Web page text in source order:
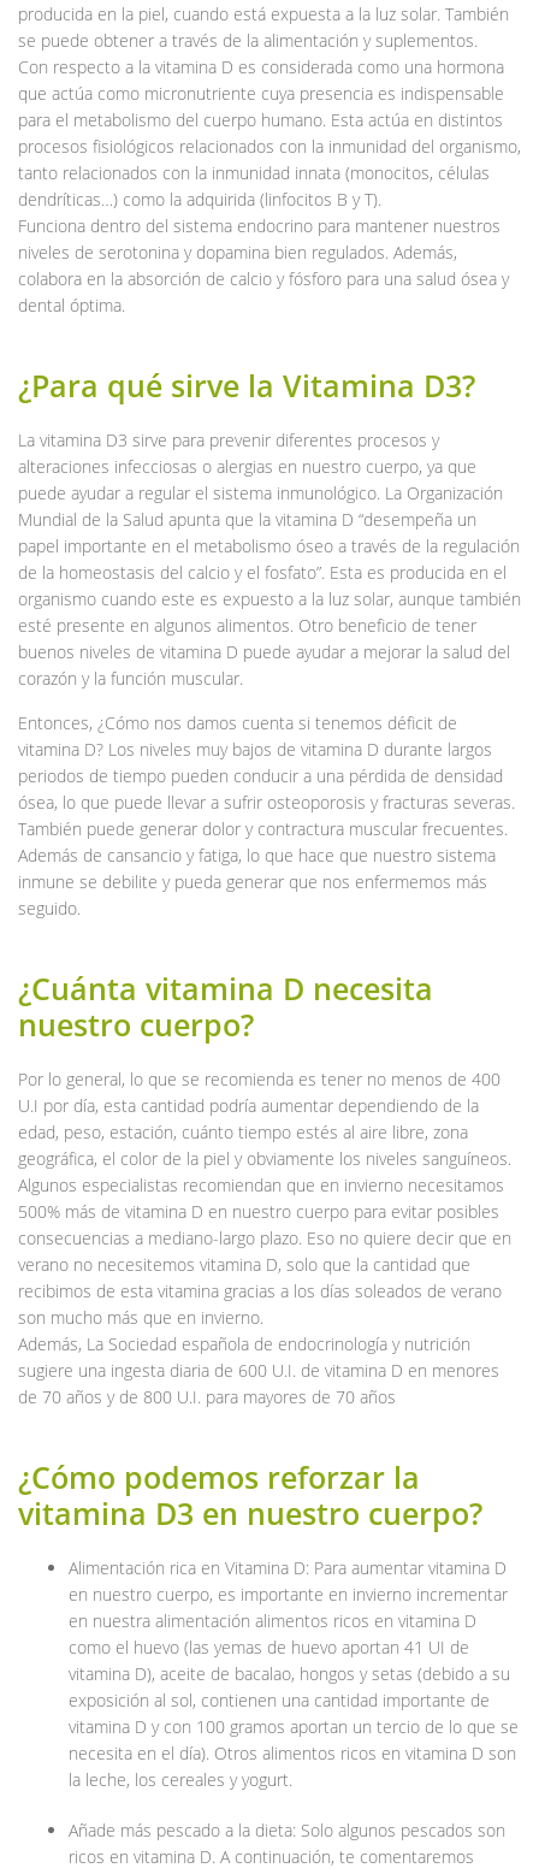
producida en la piel, cuando está expuesta a la luz solar. También
se puede obtener a través de la alimentación y suplementos.
Con respecto a la vitamina D es considerada como una hormona
que actúa como micronutriente cuya presencia es indispensable
para el metabolismo del cuerpo humano. Esta actúa en distintos
procesos fisiológicos relacionados con la inmunidad del organismo,
tanto relacionados con la inmunidad innata (monocitos, células
dendríticas…) como la adquirida (linfocitos B y T).
Funciona dentro del sistema endocrino para mantener nuestros
niveles de serotonina y dopamina bien regulados. Además,
colabora en la absorción de calcio y fósforo para una salud ósea y
dental óptima.
¿Para qué sirve la Vitamina D3?
La vitamina D3 sirve para prevenir diferentes procesos y
alteraciones infecciosas o alergias en nuestro cuerpo, ya que
puede ayudar a regular el sistema inmunológico. La Organización
Mundial de la Salud apunta que la vitamina D “desempeña un
papel importante en el metabolismo óseo a través de la regulación
de la homeostasis del calcio y el fosfato”. Esta es producida en el
organismo cuando este es expuesto a la luz solar, aunque también
esté presente en algunos alimentos. Otro beneficio de tener
buenos niveles de vitamina D puede ayudar a mejorar la salud del
corazón y la función muscular.
Entonces, ¿Cómo nos damos cuenta si tenemos déficit de
vitamina D? Los niveles muy bajos de vitamina D durante largos
periodos de tiempo pueden conducir a una pérdida de densidad
ósea, lo que puede llevar a sufrir osteoporosis y fracturas severas.
También puede generar dolor y contractura muscular frecuentes.
Además de cansancio y fatiga, lo que hace que nuestro sistema
inmune se debilite y pueda generar que nos enfermemos más
seguido.
¿Cuánta vitamina D necesita
nuestro cuerpo?
Por lo general, lo que se recomienda es tener no menos de 400
U.I por día, esta cantidad podría aumentar dependiendo de la
edad, peso, estación, cuánto tiempo estés al aire libre, zona
geográfica, el color de la piel y obviamente los niveles sanguíneos.
Algunos especialistas recomiendan que en invierno necesitamos
500% más de vitamina D en nuestro cuerpo para evitar posibles
consecuencias a mediano-largo plazo. Eso no quiere decir que en
verano no necesitemos vitamina D, solo que la cantidad que
recibimos de esta vitamina gracias a los días soleados de verano
son mucho más que en invierno.
Además, La Sociedad española de endocrinología y nutrición
sugiere una ingesta diaria de 600 U.I. de vitamina D en menores
de 70 años y de 800 U.I. para mayores de 70 años
¿Cómo podemos reforzar la
vitamina D3 en nuestro cuerpo?
Alimentación rica en Vitamina D: Para aumentar vitamina D
en nuestro cuerpo, es importante en invierno incrementar
en nuestra alimentación alimentos ricos en vitamina D
como el huevo (las yemas de huevo aportan 41 UI de
vitamina D), aceite de bacalao, hongos y setas (debido a su
exposición al sol, contienen una cantidad importante de
vitamina D y con 100 gramos aportan un tercio de lo que se
necesita en el día). Otros alimentos ricos en vitamina D son
la leche, los cereales y yogurt.
Añade más pescado a la dieta: Solo algunos pescados son
ricos en vitamina D. A continuación, te comentaremos